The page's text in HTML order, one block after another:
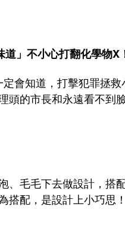
道」不小心打翻化學物X
會知道，打擊犯罪拯救
頭的市長和永遠看不到
、毛毛下去做設計，搭
搭配，是設計上小巧思！